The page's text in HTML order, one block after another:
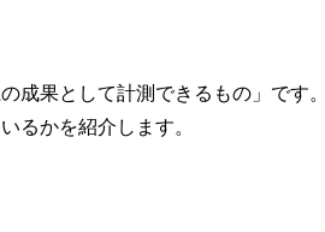
成果として計測できるもの」です。
るかを紹介します。